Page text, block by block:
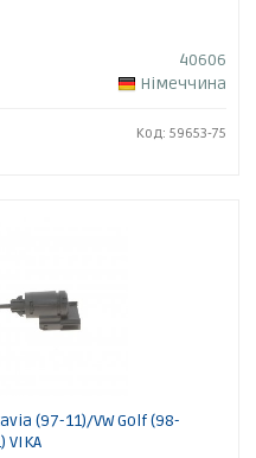
40606
Німеччина
Код: 59653-75
(97-11)/VW Golf (98-
VIKA